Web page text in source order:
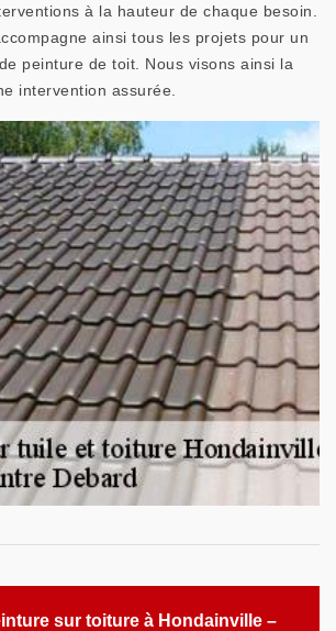
à la hauteur de chaque besoin.
ainsi tous les projets pour un
peinture de toit. Nous visons ainsi la
intervention assurée.
sur toiture à Hondainville –